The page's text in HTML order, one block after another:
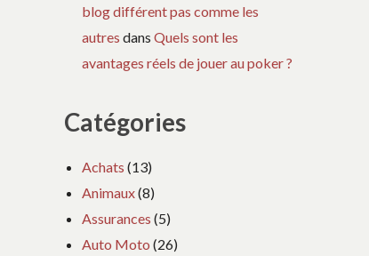
blog différent pas comme les
autres dansQuels sont les
avantages réels de jouer au poker ?
Catégories
Achats (13)
Animaux(8)
Assurances (5)
Auto Moto (26)